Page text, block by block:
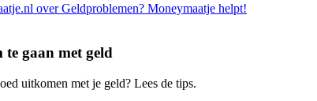
over Geldproblemen? Moneymaatje helpt!
te gaan met geld
uitkomen met je geld? Lees de tips.